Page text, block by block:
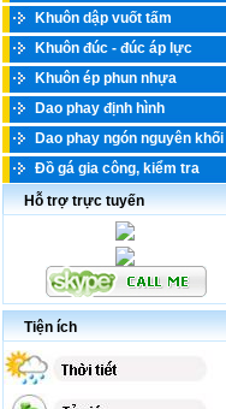
Khuôn dập vuốt tấm
Khuôn đúc - đúc áp lực
Khuôn ép phun nhựa
Dao phay định hình
Dao phay ngón nguyên khối
Đồ gá gia công, kiểm tra
Hỗ trợ trực tuyến
Tiện ích